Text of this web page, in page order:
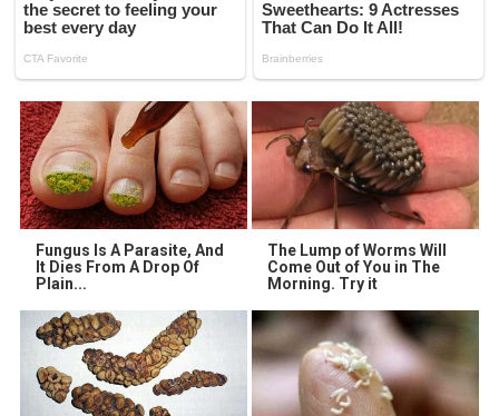
Fungus Is A Parasite, And
It Dies From A Drop Of
Plain...
The Lump of Worms Will
Come Out of You in The
Morning. Try it